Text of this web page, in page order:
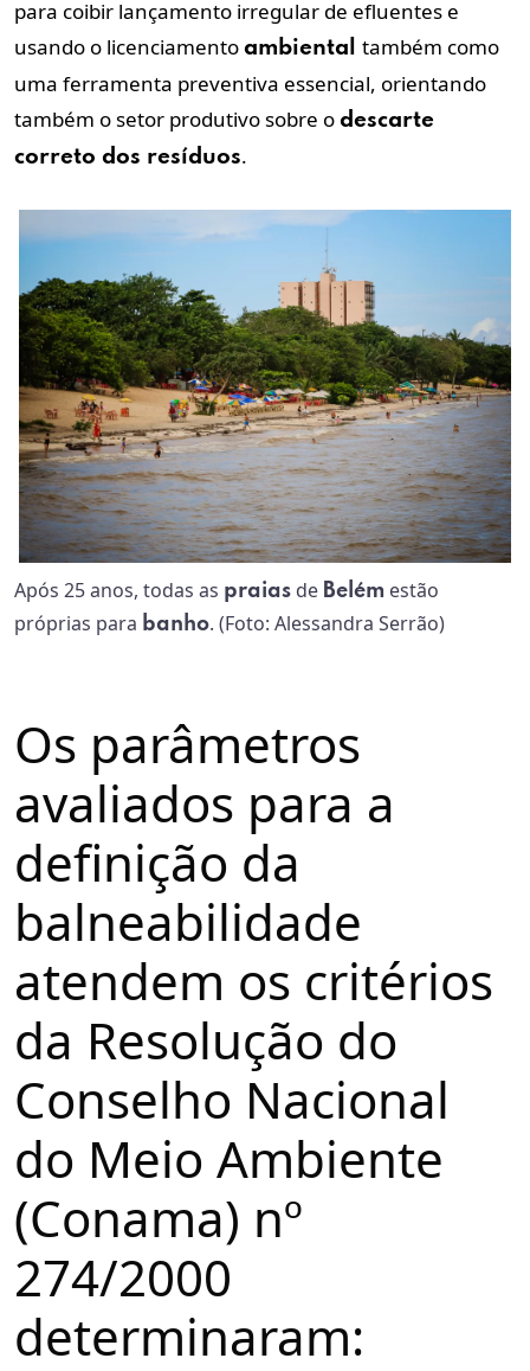
para coibir lançamento irregular de efluentes e
usando o licenciamento ambiental também como
uma ferramenta preventiva essencial, orientando
também o setor produtivo sobre o descarte
correto dos resíduos.
Após 25 anos, todas as praias de Belém estão
próprias para banho. (Foto: Alessandra Serrão)
Os parâmetros
avaliados para a
definição da
balneabilidade
atendem os critérios
da Resolução do
Conselho Nacional
do Meio Ambiente
(Conama) nº
274/2000
determinaram: